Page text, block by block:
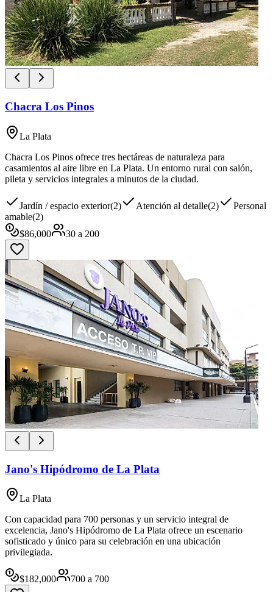
Chacra Los Pinos
La Plata
Chacra Los Pinos ofrece tres hectáreas de naturaleza para
casamientos al aire libre en La Plata. Un entorno rural con salón,
pileta y servicios integrales a minutos de la ciudad.
Jardín / espacio exterior(2) Atención al detalle(2)
Personal
amable(2)
$86,000 30 a 200
Jano's Hipódromo de La Plata
La Plata
Con capacidad para 700 personas y un servicio integral de
excelencia, Jano's Hipódromo de La Plata ofrece un escenario
sofisticado y único para su celebración en una ubicación
privilegiada.
$182,000 700 a 700